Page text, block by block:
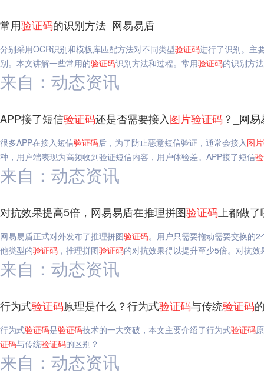
常用验证码的识别方法_网易易盾
分别采用OCR识别和模板库匹配方法对不同类型验证码进行了识别。主
别。本文讲解一些常用的验证码识别方法和过程。常用验证码的识别方法
来自：动态资讯
APP接了短信验证码还是否需要接入图片验证码 ？_网
很多APP在接入短信验证码后，为了防止恶意短信验证，通常会接入图片
种，用户端表现为高频收到验证短信内容，用户体验差。APP接了短信
来自：动态资讯
对抗效果提高5倍，网易易盾在推理拼图验证码 上都做
网易易盾正式对外发布了推理拼图验证码。用户只需要拖动需要交换的2
他类型的验证码 ，推理拼图验证码的对抗效果得以提升至少5倍。对抗
来自：动态资讯
行为式验证码原理是什么？行为式验证码与传统验证码
行为式验证码是验证码技术的一大突破，本文主要介绍了行为式验证码
证码与传统验证码的区别？
来自：动态资讯